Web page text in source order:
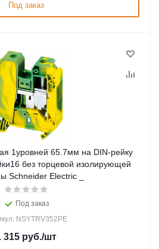
Под заказ
1уровней 65.7мм на DIN-рейку
без торцевой изолирующей
Schneider Electric _
Под заказ
NSYTRV352PE
315 руб./шт